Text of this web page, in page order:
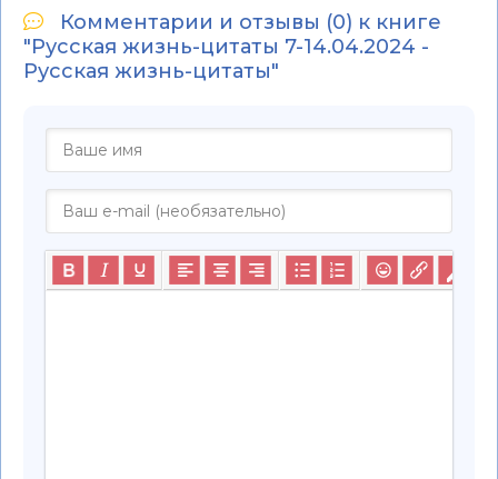
Комментарии и отзывы (0) к книге
"Русская жизнь-цитаты 7-14.04.2024 -
Русская жизнь-цитаты"